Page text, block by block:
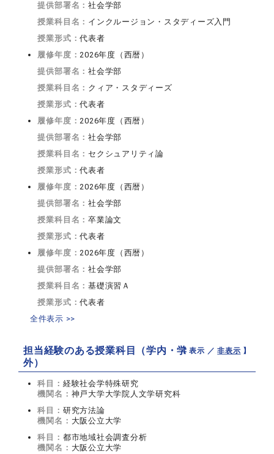
提供部署名：社会学部
授業科目名： インクルージョン・スタディーズ入門
授業形式：代表者
履修年度：2026年度（西暦）
提供部署名：社会学部
授業科目名： クィア・スタディーズ
授業形式：代表者
履修年度：2026年度（西暦）
提供部署名：社会学部
授業科目名： セクシュアリティ論
授業形式：代表者
履修年度：2026年度（西暦）
提供部署名：社会学部
授業科目名：卒業論文
授業形式：代表者
履修年度：2026年度（西暦）
提供部署名：社会学部
授業科目名：基礎演習Ａ
授業形式：代表者
全件表示 >>
担当経験のある授業科目（学内・学
外）
【 表示 ／非表示 】
科目： 経験社会学特殊研究
機関名： 神戸大学大学院人文学研究科
科目： 研究方法論
機関名： 大阪公立大学
科目： 都市地域社会調査分析
機関名： 大阪公立大学